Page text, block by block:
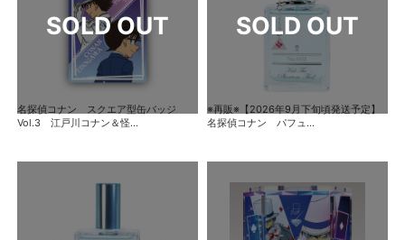
名探偵コナン スクエア型缶バッジ
Vol.3 江戸川コナン＆怪...
※再販※【2026年9月下旬頃発送予定】
名探偵コナン パフュ...